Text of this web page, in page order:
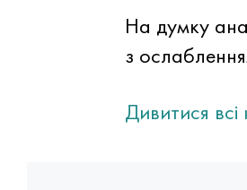
На думку
з
Дивитися